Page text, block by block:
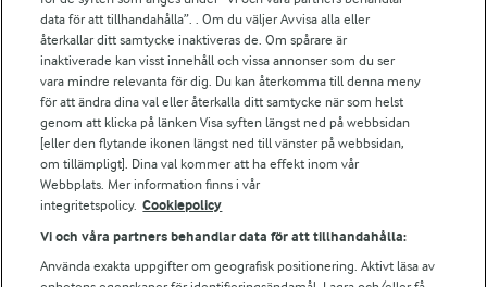
Arla.com
Falbygdens Ost
Arla webbshop
Bildbank
Följ oss
data för att tillhandahålla”. . Om du väljer Avvisa alla eller
återkallar ditt samtycke inaktiveras de. Om spårare är
inaktiverade kan visst innehåll och vissa annonser som du ser
vara mindre relevanta för dig. Du kan återkomma till denna meny
för att ändra dina val eller återkalla ditt samtycke när som helst
genom att klicka på länken Visa syften längst ned på webbsidan
[eller den flytande ikonen längst ned till vänster på webbsidan,
om tillämpligt]. Dina val kommer att ha effekt inom vår
Webbplats. Mer information finns i vår
integritetspolicy. Cookiepolicy
Vi och våra partners behandlar data för att tillhandahålla:
Använda exakta uppgifter om geografisk positionering. Aktivt läsa av